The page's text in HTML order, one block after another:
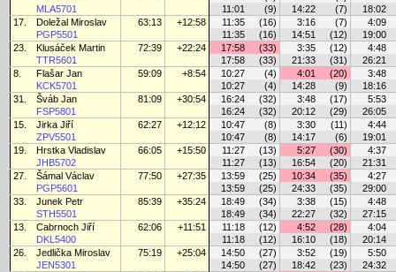
MLA5701
11:01 (9) 14:22 (7)
18:02
17.
Doležal Miroslav 63:13 +12:58 11:35 (16) 3:16 (7)
4:09
PGP5501
11:35 (16) 14:51 (12)
19:00
23.
Klusáček Martin 72:39 +22:24 17:58 (33) 3:35 (12)
4:48
TTR5601
17:58 (33) 21:33 (31)
26:21
8.
Flašar Jan 59:09 +8:54 10:27 (4) 4:01 (20)
3:48
KCK5701
10:27 (4) 14:28 (9)
18:16
31.
Šváb Jan 81:09 +30:54 16:24 (32) 3:48 (17)
5:53
FSP5801
16:24 (32) 20:12 (29)
26:05
15.
Jirka Jiří 62:27 +12:12 10:47 (8) 3:30 (11)
4:44
ZPV5501
10:47 (8) 14:17 (6)
19:01
19.
Hrstka Vladislav 66:05 +15:50 11:27 (13) 5:27 (30)
4:37
JHB5702
11:27 (13) 16:54 (20)
21:31
27.
Šámal Václav 77:50 +27:35 13:59 (25) 10:34 (35)
4:27
PGP5601
13:59 (25) 24:33 (35)
29:00
33.
Junek Petr 85:39 +35:24 18:49 (34) 3:38 (15)
4:48
STH5501
18:49 (34) 22:27 (32)
27:15
13.
Cabrnoch Jiří 62:06 +11:51 11:18 (12) 4:52 (28)
4:04
DKL5400
11:18 (12) 16:10 (18)
20:14
26.
Jedlička Miroslav 75:19 +25:04 14:50 (27) 3:52 (19)
5:50
JEN5301
14:50 (27) 18:42 (23)
24:32